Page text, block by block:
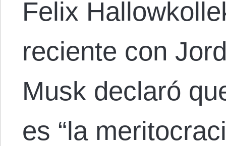
Felix
reciente con
Musk declaró
es “la